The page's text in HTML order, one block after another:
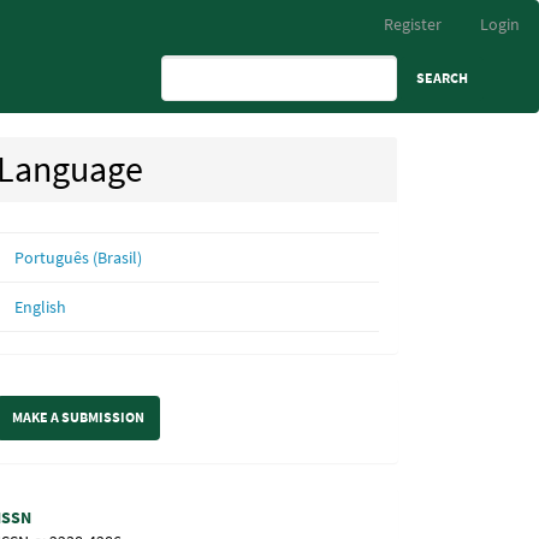
Register Login
SEARCH
Language
Português (Brasil)
English
MAKE A SUBMISSION